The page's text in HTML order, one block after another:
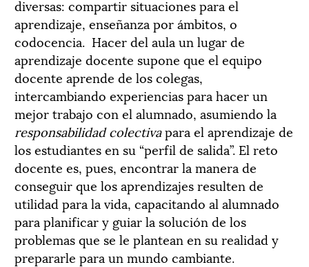
diversas: compartir situaciones para el
aprendizaje, enseñanza por ámbitos, o
codocencia. Hacer del aula un lugar de
aprendizaje docente supone que el equipo
docente aprende de los colegas,
intercambiando experiencias para hacer un
mejor trabajo con el alumnado, asumiendo la
responsabilidad colectivapara el aprendizaje de
los estudiantes en su “perfil de salida”. El reto
docente es, pues, encontrar la manera de
conseguir que los aprendizajes resulten de
utilidad para la vida, capacitando al alumnado
para planificar y guiar la solución de los
problemas que se le plantean en su realidad y
prepararle para un mundo cambiante.